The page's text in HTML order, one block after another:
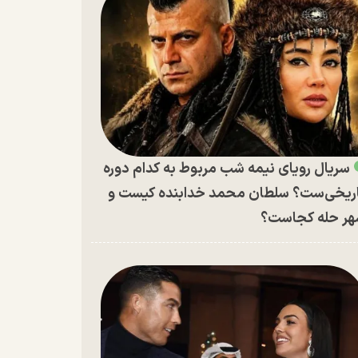
سریال رویای نیمه شب مربوط به کدام دوره
سلطان محمد خدابنده کیست و
حله کجاست؟